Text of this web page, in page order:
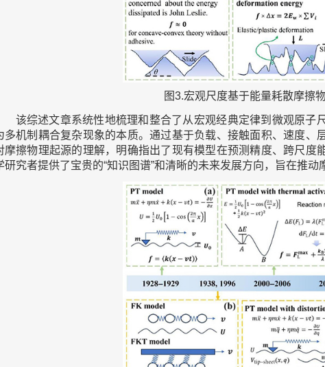
图3.宏观尺度基于能量耗散摩擦
该综述文章系统性地梳理和整合了从宏观经典定律到微观原
多机制耦合复杂现象的本质。通过基于负载、接触面积、速度、
摩擦物理起源的理解，明确指出了现有模型在预测精度、跨尺
研究者提供了宝贵的“知识图谱”和清晰的未来发展方向，旨在推